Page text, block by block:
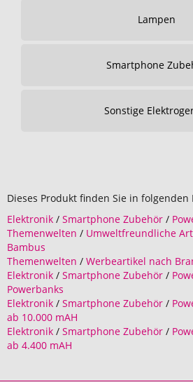
Lampen
Smartphone
Sonstige
Dieses Produkt finden Sie in folgenden
Elektronik / Smartphone Zubehör /
Themenwelten / Umweltfreundliche
Bambus
Themenwelten / Werbeartikel nach
Elektronik / Smartphone Zubehör /
Powerbanks
Elektronik / Smartphone Zubehör /
ab 10.000 mAH
Elektronik / Smartphone Zubehör /
ab 4.400 mAH